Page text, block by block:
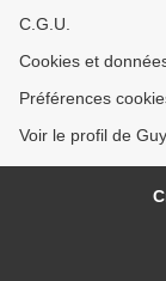
C.G.U.
Cookies et
Préférences
Voir le profil de